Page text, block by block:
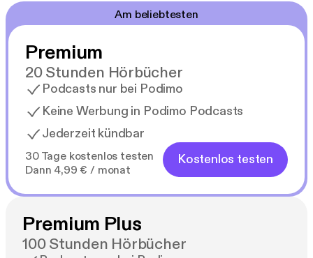
Am beliebtesten
Premium
20 Stunden Hörbücher
Podcasts nur bei Podimo
Keine Werbung in Podimo Podcasts
Jederzeit kündbar
30 Tage kostenlos testen
Dann 4,99 € / monat
Kostenlos testen
Premium Plus
100 Stunden Hörbücher